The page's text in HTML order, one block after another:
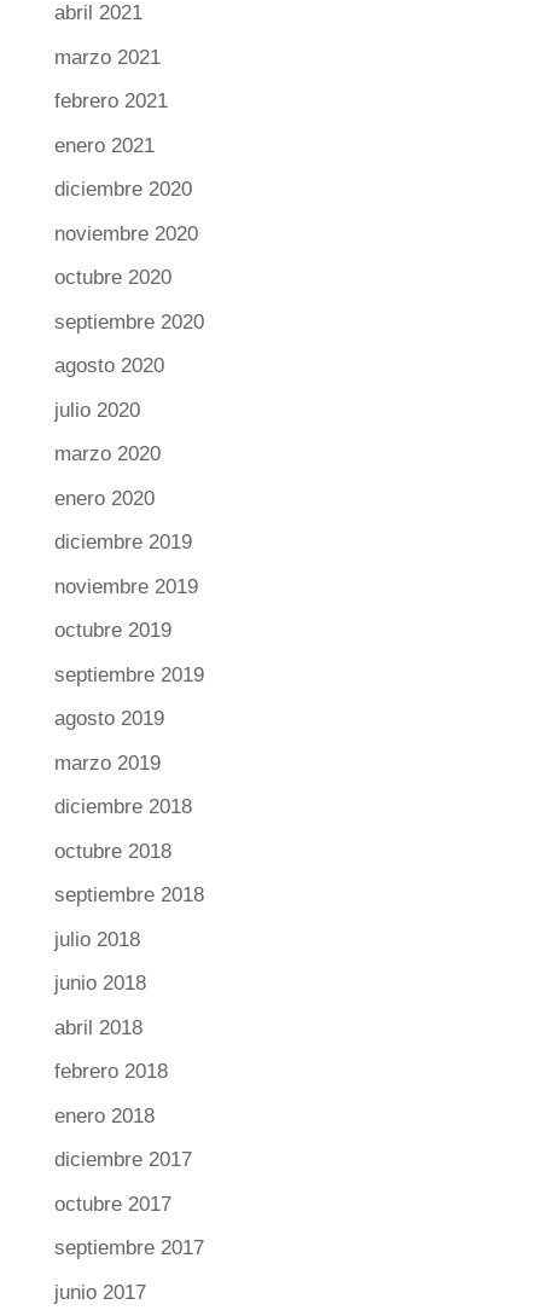
abril 2021
marzo 2021
febrero 2021
enero 2021
diciembre 2020
noviembre 2020
octubre 2020
septiembre 2020
agosto 2020
julio 2020
marzo 2020
enero 2020
diciembre 2019
noviembre 2019
octubre 2019
septiembre 2019
agosto 2019
marzo 2019
diciembre 2018
octubre 2018
septiembre 2018
julio 2018
junio 2018
abril 2018
febrero 2018
enero 2018
diciembre 2017
octubre 2017
septiembre 2017
junio 2017